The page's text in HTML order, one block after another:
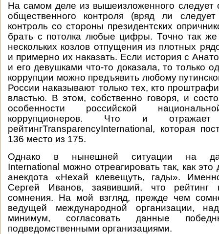
На самом деле из вышеизложенного следует
общественного контроля (вряд ли
контроль со стороны президентских
брать с потолка любые цифры. Точно так
нескольких козлов отпущения из плотных
и примерно их наказать. Если история с
и его девушками что-то доказала, то только
коррупции можно предъявить любому
России наказывают только тех, кто
властью. В этом, собственно говоря, и
особенности российской
коррупционеров. Что и отражает
рейтингTransparencyInternational, которая
136 место из 175.
Однако в нынешней ситуации на
International можно отреагировать так, как
анекдота «Нехай клевещуть, гады».
Сергей Иванов, заявивший, что рейтинг
сомнения. На мой взгляд, прежде чем
ведущей международной организации,
минимум, согласовать данные
подведомственными организациями.